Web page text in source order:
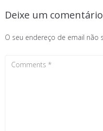
Deixe um comentário
O seu endereço de email não